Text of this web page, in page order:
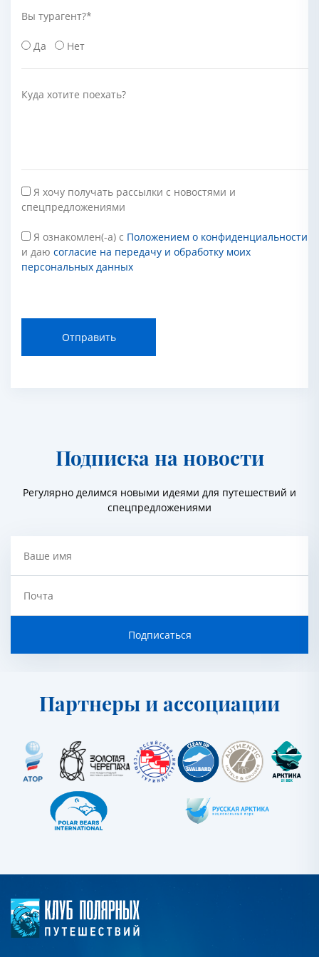
Вы турагент?*
Да Нет
Куда хотите поехать?
Я хочу получать рассылки с новостями и
спецпредложениями
Я ознакомлен(-а) с Положением о конфиденциальности
и даю согласие на передачу и обработку моих
персональных данных
Отправить
Подписка на новости
Регулярно делимся новыми идеями для путешествий и
спецпредложениями
Ваше имя
Почта
Подписаться
Партнеры и ассоциации